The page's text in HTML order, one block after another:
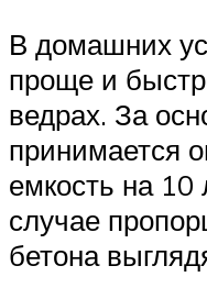
В домашних
проще и
ведрах. За
принимается
емкость на 10
случае
бетона